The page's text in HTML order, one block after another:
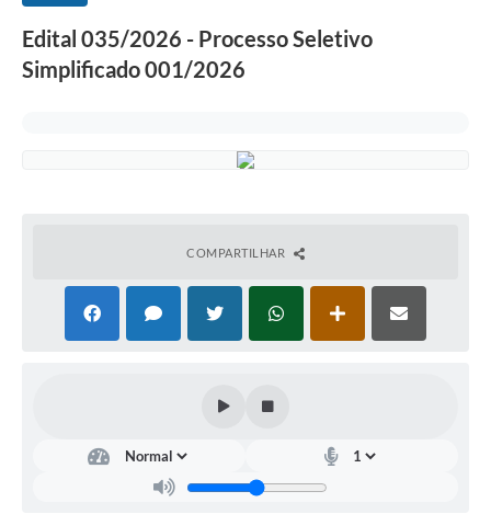
Edital 035/2026 - Processo Seletivo
Simplificado 001/2026
COMPARTILHAR